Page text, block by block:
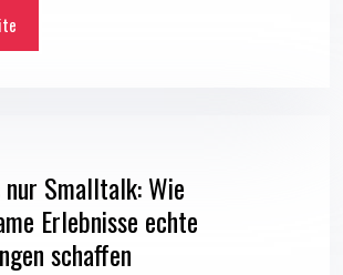
Smalltalk: Wie
Erlebnisse echte
schaffen